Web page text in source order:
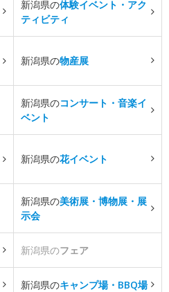
新潟県の体験イベント・アク
ティビティ
新潟県の物産展
新潟県のコンサート・音楽イ
ベント
新潟県の花イベント
新潟県の美術展・博物展・展
示会
新潟県のフェア
新潟県のキャンプ場・BBQ場